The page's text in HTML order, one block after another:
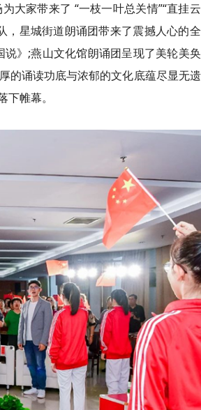
大家带来了 “一枝一叶总关情”“直挂
，星城街道朗诵团带来了震撼人心的
》;燕山文化馆朗诵团呈现了美轮美
的诵读功底与浓郁的文化底蕴尽显无
帷幕。